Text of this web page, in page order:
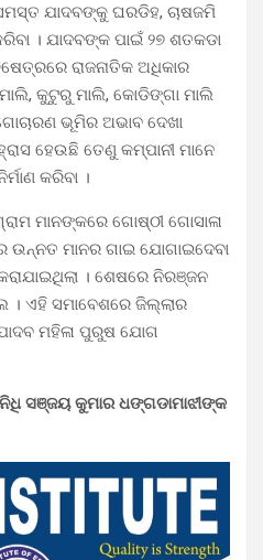
ଯାଦବଙ୍କୁ ଘରଡିହ, ଚାଷଜମି
। ଯାଦବଙ୍କ ପାଇଁ ୨୭ ଶତକଡା
ରାଜନାତିକ ଅଧିକାର
କୁଟୁରୁ ମାଲି, କୋଡିଙ୍ଗା ମାଲି
ଭୂମିର ଅଭାବ ଦେଖା
ହେଉଛି ତେଣୁ କମ୍ପାନୀ ମାନେ
କରିବା ।
ମାନଙ୍କରେ ଗୋଷ୍ଠୀ ଗୋସାଳା
ଉନ୍ନତ ମାନର ଗାଇ ଯୋଗାଇଦେବା
। ଶେଷରେ ନିରଞ୍ଜନ
। ଏହି ସମାବେଶରେ ଜିଲ୍ଲାର
ମହିଳା ପୁରୁଷ ଯୋଗ
ସଞ୍ଜୟ କୁମାର ଧଙ୍ଗଡାମାଝୀଙ୍କ